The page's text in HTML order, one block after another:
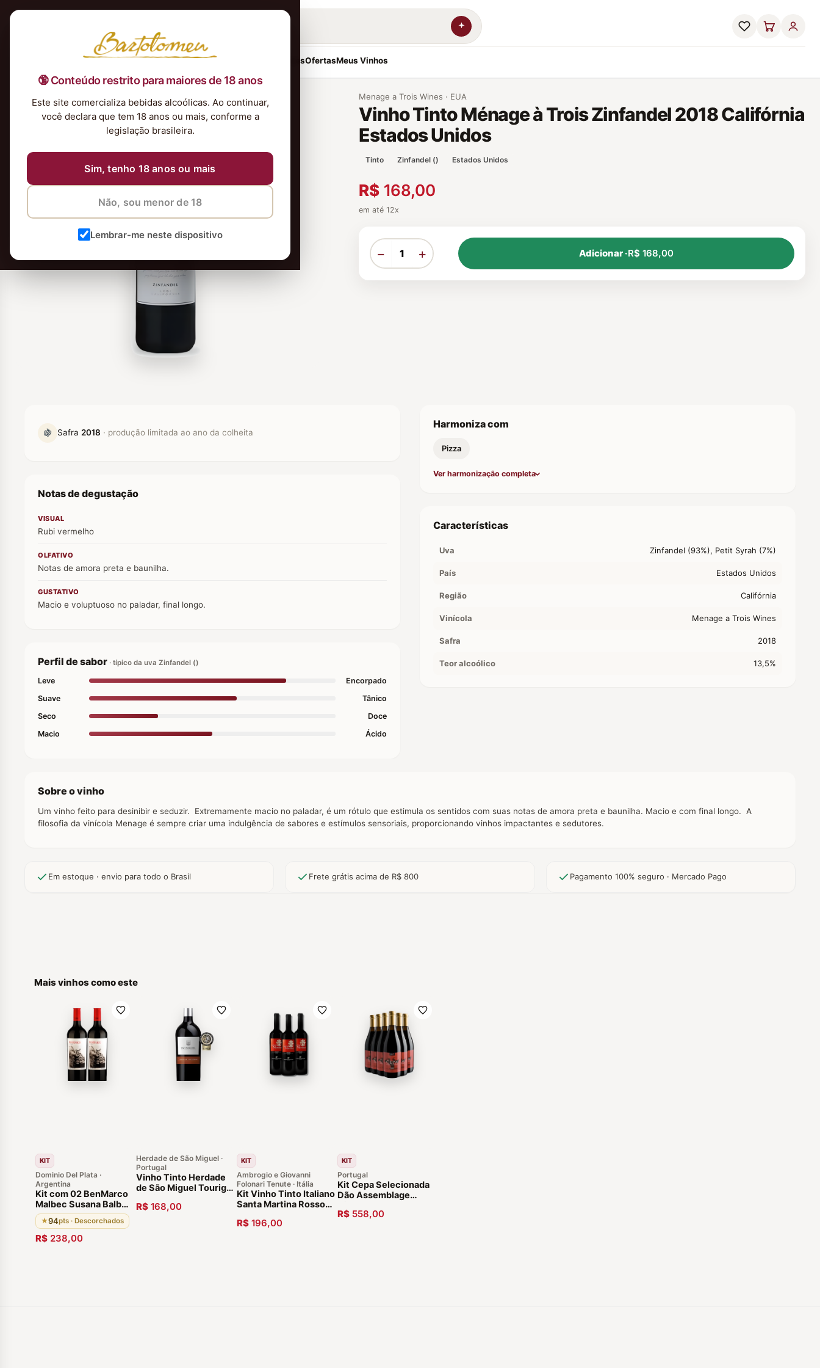
🔞 Conteúdo restrito para maiores de 18 anos
Este site comercializa bebidas alcoólicas. Ao continuar,
você declara que tem 18 anos ou mais, conforme a
legislação brasileira.
Sim, tenho 18 anos ou mais
Não, sou menor de 18
Lembrar-me neste dispositivo
Nossa Seleção TintosBrancosEspumantesRosés Kits & PresentesOfertasMeus Vinhos
Menage a Trois Wines · EUA
Vinho Tinto Ménage à Trois Zinfandel 2018 Califórnia
Estados Unidos
Tinto Zinfandel () Estados Unidos
R$ 168,00
em até 12x
− + Adicionar ·R$ 168,00
🍇 Safra 2018 · produção limitada ao ano da colheita
Notas de degustação
VISUAL
Rubi vermelho
OLFATIVO
Notas de amora preta e baunilha.
GUSTATIVO
Macio e voluptuoso no paladar, final longo.
Perfil de sabor · típico da uva Zinfandel ()
Leve
Encorpado
Suave
Tânico
Seco
Doce
Macio
Ácido
Harmoniza com
Pizza
Ver harmonização completa
Características
Uva Zinfandel (93%), Petit Syrah (7%)
País Estados Unidos
Região Califórnia
Vinícola Menage a Trois Wines
Safra 2018
Teor alcoólico 13,5%
Sobre o vinho
Um vinho feito para desinibir e seduzir. Extremamente macio no paladar, é um rótulo que estimula os sentidos com suas notas de amora preta e baunilha. Macio e com final longo. A
filosofia da vinícola Menage é sempre criar uma indulgência de sabores e estímulos sensoriais, proporcionando vinhos impactantes e sedutores.
Em estoque · envio para todo o Brasil Frete grátis acima de R$ 800 Pagamento 100% seguro · Mercado Pago
Mais vinhos como este
KIT
Dominio Del Plata ·
Argentina
Kit com 02 BenMarco
Malbec Susana Balbo
Altamira. Vinho
Argentino 94 pontos
Descorchados 2015
★94pts · Descorchados
R$ 238,00
Herdade de São Miguel ·
Portugal
Vinho Tinto Herdade
de São Miguel Touriga
Alentejo Português
R$ 168,00
KIT
Ambrogio e Giovanni
Folonari Tenute · Itália
Kit Vinho Tinto Italiano
Santa Martina Rosso
Safra Exclusiva
R$ 196,00
KIT
Portugal
Kit Cepa Selecionada
Dão Assemblage
Unidades
R$ 558,00